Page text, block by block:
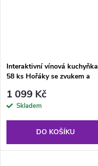
Interaktivní vínová kuchyňka
58 ks Hořáky se zvukem a
1 099 Kč
Skladem
DO KOŠÍKU